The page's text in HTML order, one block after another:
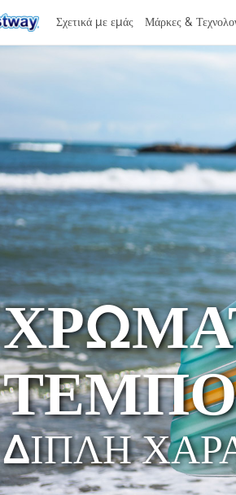
Σχετικά με εμάς Μάρκες &